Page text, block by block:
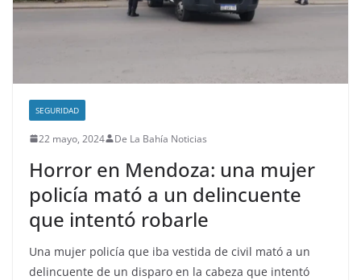
SEGURIDAD
22 mayo, 2024 De La Bahía Noticias
Horror en Mendoza: una mujer
policía mató a un delincuente
que intentó robarle
Una mujer policía que iba vestida de civil mató a un
delincuente de un disparo en la cabeza que intentó